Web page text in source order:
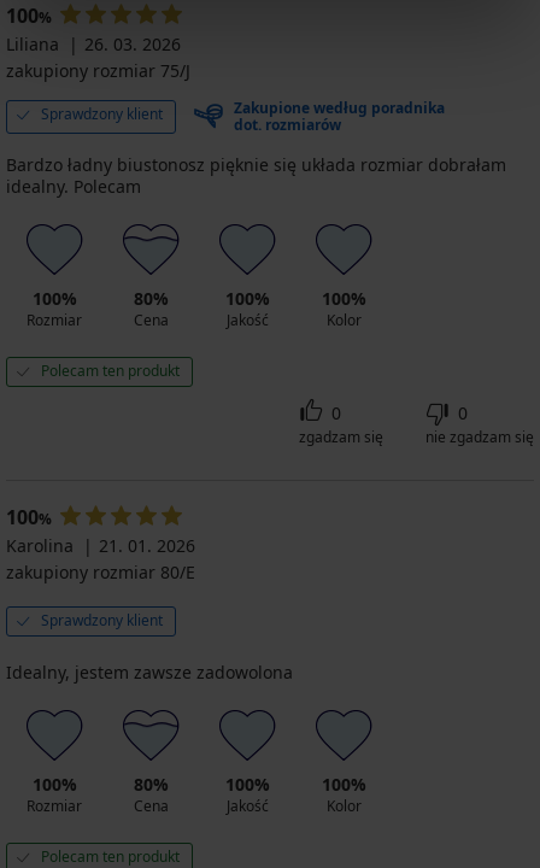
100%
Liliana
26. 03. 2026
zakupiony rozmiar 75/J
Sprawdzony klient
Zakupione według poradnika
dot. rozmiarów
Bardzo ładny biustonosz pięknie się układa rozmiar dobrałam
idealny. Polecam
100%
Rozmiar
80%
Cena
100%
Jakość
100%
Kolor
Polecam ten produkt
0
zgadzam się
0
nie zgadzam się
100%
Karolina
21. 01. 2026
zakupiony rozmiar 80/E
Sprawdzony klient
Idealny, jestem zawsze zadowolona
100%
Rozmiar
80%
Cena
100%
Jakość
100%
Kolor
Polecam ten produkt